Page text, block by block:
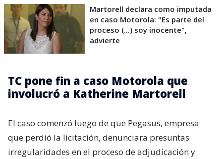
Martorell declara como imputada
en caso Motorola: "Es parte del
proceso (...) soy inocente",
advierte
TC pone fin a caso Motorola que
involucró a Katherine Martorell
El caso comenzó luego de que Pegasus, empresa
que perdió la licitación, denunciara presuntas
irregularidades en el proceso de adjudicación y